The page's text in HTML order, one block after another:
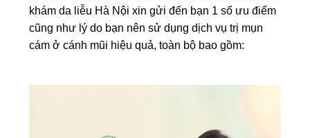
khám da liễu Hà Nội xin gửi đến bạn 1 số ưu điểm
cũng như lý do bạn nên sử dụng dịch vụ trị mụn
cám ở cánh mũi hiệu quả, toàn bộ bao gồm: